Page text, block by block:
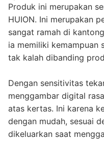
Produk ini merupakan
HUION. Ini merupakan
sangat ramah di
ia memiliki
tak kalah dibanding
Dengan sensitivitas
menggambar digital
atas kertas. Ini karena
dengan mudah, sesuai
dikeluarkan saat